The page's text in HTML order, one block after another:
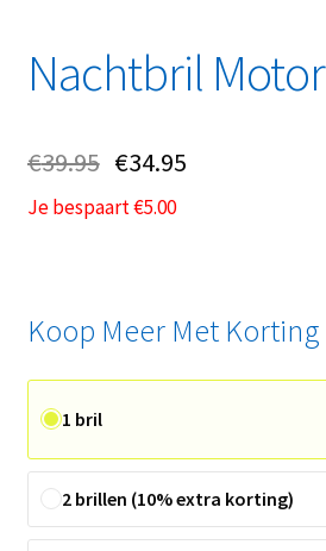
Nachtbril Motor
€39.95 €34.95
Je bespaart€5.00
Koop Meer Met Korting
1 bril
2 brillen (10% extra korting)